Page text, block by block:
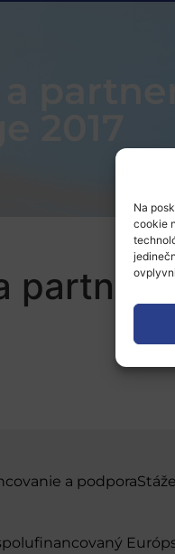
Na
cookie
a
a podpora